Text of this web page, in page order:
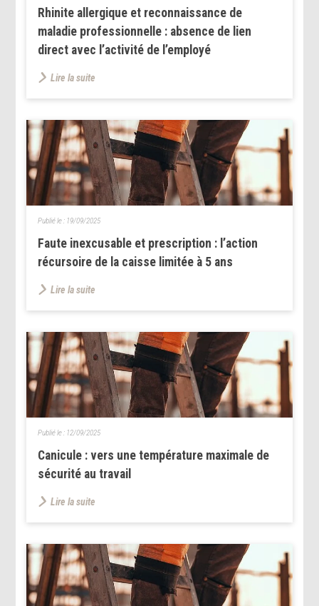
Rhinite allergique et reconnaissance de
maladie professionnelle : absence de lien
direct avec l’activité de l’employé
Lire la suite
Faute inexcusable et prescription : l’action
récursoire de la caisse limitée à 5 ans
Publié le : 19/09/2025
Lire la suite
Canicule : vers une température maximale de
sécurité au travail
Publié le : 12/09/2025
Lire la suite